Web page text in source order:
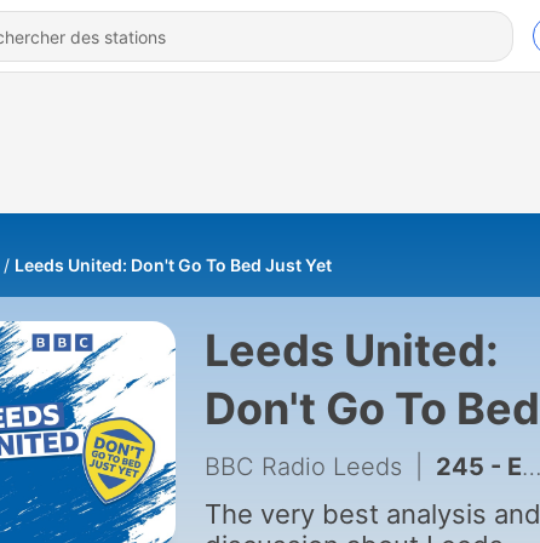
Leeds United: Don't Go To Bed Just Yet
Leeds United:
Don't Go To Bed
Just Yet
BBC Radio Leeds 245 - EP 218: Cardboard Cutouts
The very best analysis and